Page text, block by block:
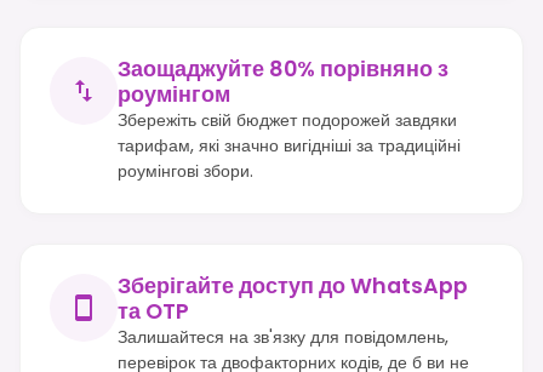
Заощаджуйте 80% порівняно з
роумінгом
Збережіть свій бюджет подорожей завдяки
тарифам, які значно вигідніші за традиційні
роумінгові збори.
Зберігайте доступ до WhatsApp
та OTP
Залишайтеся на зв'язку для повідомлень,
перевірок та двофакторних кодів, де б ви не